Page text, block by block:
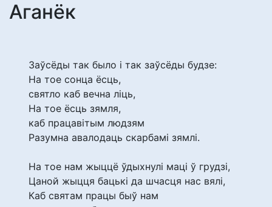
Аганёк
Заўсёды так было і так заўсёды будзе:
На тое сонца ёсць,
святло каб вечна ліць,
На тое ёсць зямля,
каб працавітым людзям
Разумна авалодаць скарбамі зямлі.
На тое нам жыццё ўдыхнулі маці ў грудзі,
Цаной жыцця бацькі да шчасця нас вялі,
Каб святам працы быў нам